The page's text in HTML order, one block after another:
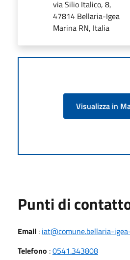
via Silio Italico, 8,
47814 Bellaria-Igea
Marina RN, Italia
Visualizza in
Punti di
Email : iat@comune.bellaria-
Telefono :0541.343808